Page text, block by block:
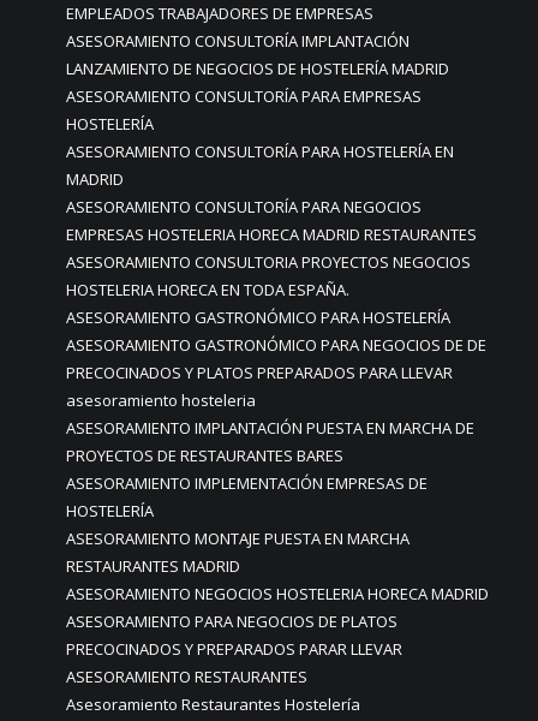
EMPLEADOS TRABAJADORES DE EMPRESAS
ASESORAMIENTO CONSULTORÍA IMPLANTACIÓN
LANZAMIENTO DE NEGOCIOS DE HOSTELERÍA MADRID
ASESORAMIENTO CONSULTORÍA PARA EMPRESAS
HOSTELERÍA
ASESORAMIENTO CONSULTORÍA PARA HOSTELERÍA EN
MADRID
ASESORAMIENTO CONSULTORÍA PARA NEGOCIOS
EMPRESAS HOSTELERIA HORECA MADRID RESTAURANTES
ASESORAMIENTO CONSULTORIA PROYECTOS NEGOCIOS
HOSTELERIA HORECA EN TODA ESPAÑA.
ASESORAMIENTO GASTRONÓMICO PARA HOSTELERÍA
ASESORAMIENTO GASTRONÓMICO PARA NEGOCIOS DE DE
PRECOCINADOS Y PLATOS PREPARADOS PARA LLEVAR
asesoramiento hosteleria
ASESORAMIENTO IMPLANTACIÓN PUESTA EN MARCHA DE
PROYECTOS DE RESTAURANTES BARES
ASESORAMIENTO IMPLEMENTACIÓN EMPRESAS DE
HOSTELERÍA
ASESORAMIENTO MONTAJE PUESTA EN MARCHA
RESTAURANTES MADRID
ASESORAMIENTO NEGOCIOS HOSTELERIA HORECA MADRID
ASESORAMIENTO PARA NEGOCIOS DE PLATOS
PRECOCINADOS Y PREPARADOS PARAR LLEVAR
ASESORAMIENTO RESTAURANTES
Asesoramiento Restaurantes Hostelería